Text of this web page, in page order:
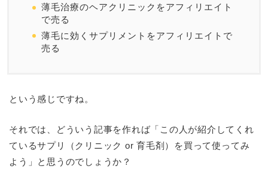
薄毛治療のヘアクリニックをアフィリエイト
で売る
薄毛に効くサプリメントをアフィリエイトで
売る
という感じですね。
それでは、どういう記事を作れば「この人が紹介してくれ
ているサプリ（クリニック or 育毛剤）を買って使ってみ
よう」と思うのでしょうか？